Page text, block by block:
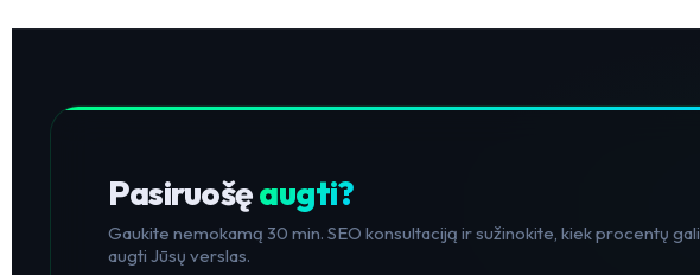
Pasiruošęaugti?
Gaukite nemokamą 30 min. SEO konsultaciją ir sužinokite, kiek procentų gali
augti Jūsų verslas.